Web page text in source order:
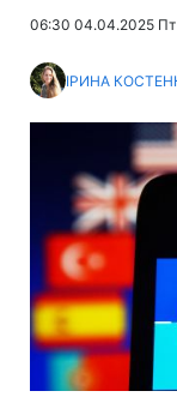
06:30 04.04.2025 Пт
ІРИНА